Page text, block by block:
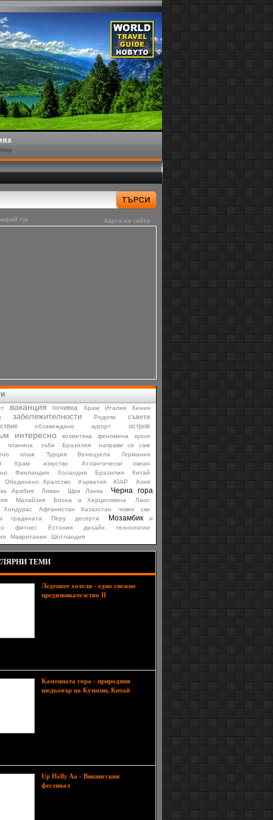
Карта на сайта
тук
ваканция почивка Храм Италия
Кения
забележителности Родопи
съвети
обзавеждане курорт остров
интересно козметика феномени
кухня
планина зъби Бразилия
направи си сам
плаж Турция Венецуела Германия
Храм изкуство
Атлантически океан
Финландия Холандия Бразилия
Китай
Обединено Кралство Хърватия ЮАР
Азия
Арабия
Ливан Шри Ланка Черна гора
Малайзия Босна и Херцеговина
Лаос
Хондурас Афганистан Казахстан човек
ски
градината Перу десерти Мозамбик
и
фитнес Естония дизайн
технологии
Мавритания Шотландия
ТЕМИ
Ледените хотели - едно снежно
предизвикателство IIСнежният
Каменната гора - природния
шедьовър на Кунмин, Китай
Up Helly Aa - Викингския
фестивалВсяка година хиляди